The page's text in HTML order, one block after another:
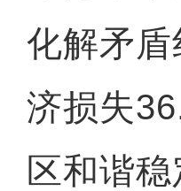
化解矛
济损失
区和谐稳